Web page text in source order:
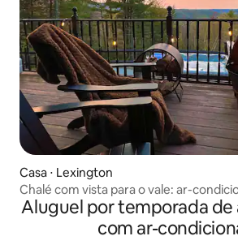
Casa ⋅ Lexington
Chalé com vista para o vale: ar-
hidromassagem, lareira externa, jogos
Aluguel por temporada
com ar-